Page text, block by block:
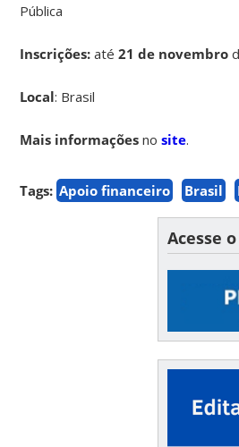
Pública
Inscrições:até21 de novembro
Local: Brasil
Mais informações nosite.
Tags: Apoio financeiro Brasil
Acesse